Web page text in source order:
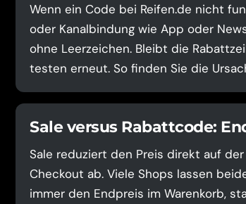
Wenn ein Code bei Reifen.de nicht
oder Kanalbindung wie App oder
ohne Leerzeichen. Bleibt die
testen erneut. So finden Sie die
Sale versus Rabattcode:
Sale reduziert den Preis direkt auf
Checkout ab. Viele Shops lassen
immer den Endpreis im Warenkorb,